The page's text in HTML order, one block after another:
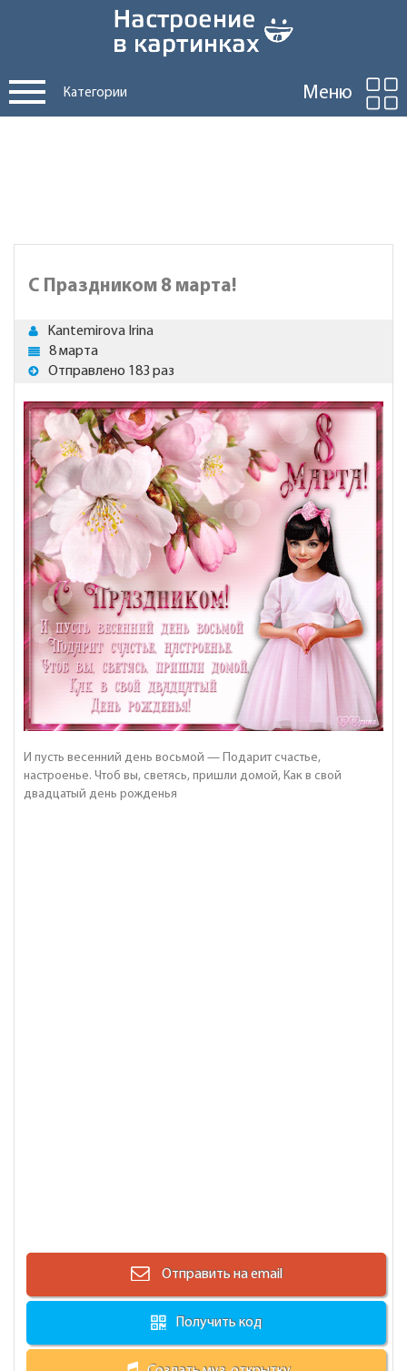
Категории Меню
С Праздником 8 марта!
Kantemirova Irina
8 марта
Отправлено 183 раз
И пусть весенний день восьмой — Подарит счастье,
настроенье. Чтоб вы, светясь, пришли домой, Как в свой
двадцатый день рожденья
Отправить на email
Получить код